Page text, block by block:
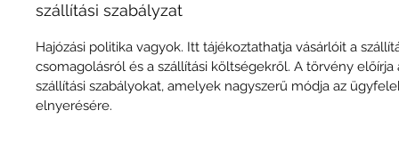
szállítási szabályzat
Hajózási politika vagyok. Itt tájékoztathatja vásárlóit a
csomagolásról és a szállítási költségekről. A törvény
szállítási szabályokat, amelyek nagyszerű módja az
elnyerésére.